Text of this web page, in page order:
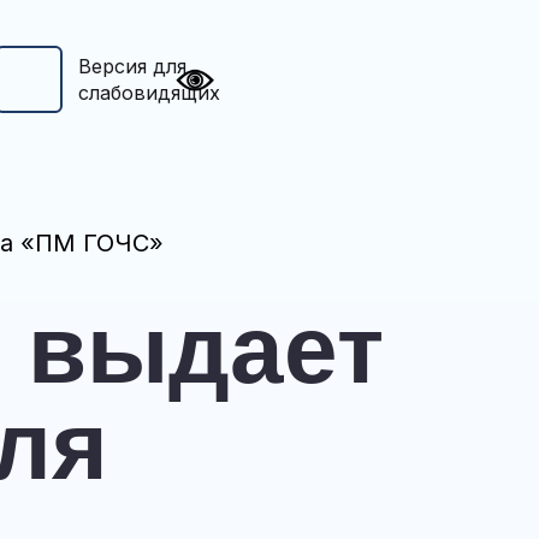
Версия для
слабовидящих
«ПМ ГОЧС»
выдает